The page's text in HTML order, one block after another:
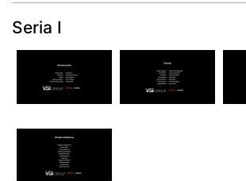
Seria I